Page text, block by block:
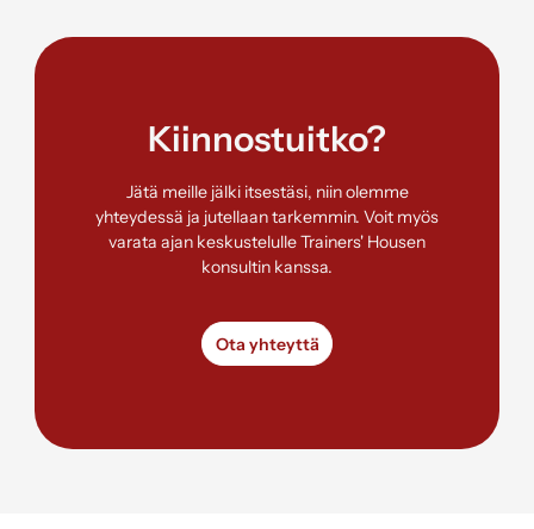
Kiinnostuitko?
Jätä meille jälki itsestäsi, niin olemme
yhteydessä ja jutellaan tarkemmin. Voit myös
varata ajan keskustelulle Trainers' Housen
konsultin kanssa.
Ota yhteyttä